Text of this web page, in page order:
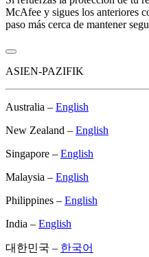
McAfee y sigues los anteriores
paso más cerca de mantener
ASIEN-PAZIFIK
Australia – English
New Zealand – English
Singapore – English
Malaysia – English
Philippines – English
India – English
대한민국 – 한국어